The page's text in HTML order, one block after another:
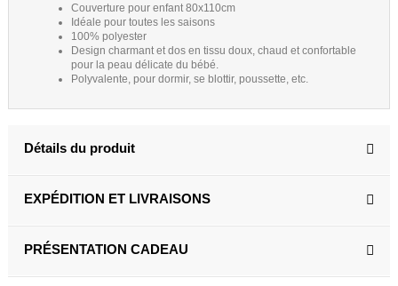
Couverture pour enfant 80x110cm
Idéale pour toutes les saisons
100% polyester
Design charmant et dos en tissu doux, chaud et confortable
pour la peau délicate du bébé.
Polyvalente, pour dormir, se blottir, poussette, etc.
Détails du produit
EXPÉDITION ET LIVRAISONS
PRÉSENTATION CADEAU